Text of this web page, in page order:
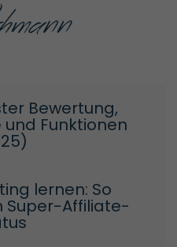
Bewertung,
und Funktionen
lernen: So
Super-Affiliate-